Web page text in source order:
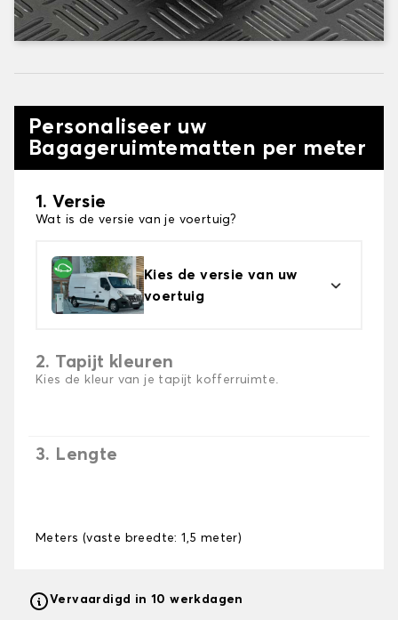
Personaliseer uw
Bagageruimtematten per meter
1. Versie
Wat is de versie van je voertuig?
Kies de versie van uw
voertuig
2. Tapijt kleuren
Kies de kleur van je tapijt kofferruimte.
3. Lengte
Meters (vaste breedte: 1,5 meter)
Vervaardigd in 10 werkdagen